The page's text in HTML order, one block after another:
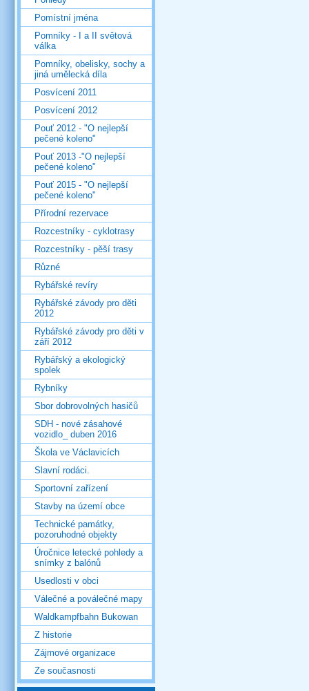
Pomístní jména
Pomníky - I a II světová
válka
Pomníky, obelisky, sochy a
jiná umělecká díla
Posvícení 2011
Posvícení 2012
Pouť 2012 - "O nejlepší
pečené koleno"
Pouť 2013 -"O nejlepší
pečené koleno"
Pouť 2015 - "O nejlepší
pečené koleno"
Přírodní rezervace
Rozcestníky - cyklotrasy
Rozcestníky - pěší trasy
Různé
Rybářské revíry
Rybářské závody pro děti
2012
Rybářské závody pro děti v
září 2012
Rybářský a ekologický
spolek
Rybníky
Sbor dobrovolných hasičů
SDH - nové zásahové
vozidlo_ duben 2016
Škola ve Václavicích
Slavní rodáci.
Sportovní zařízení
Stavby na území obce
Technické památky,
pozoruhodné objekty
Úročnice letecké pohledy a
snímky z balónů
Usedlosti v obci
Válečné a poválečné mapy
Waldkampfbahn Bukowan
Z historie
Zájmové organizace
Ze současnosti